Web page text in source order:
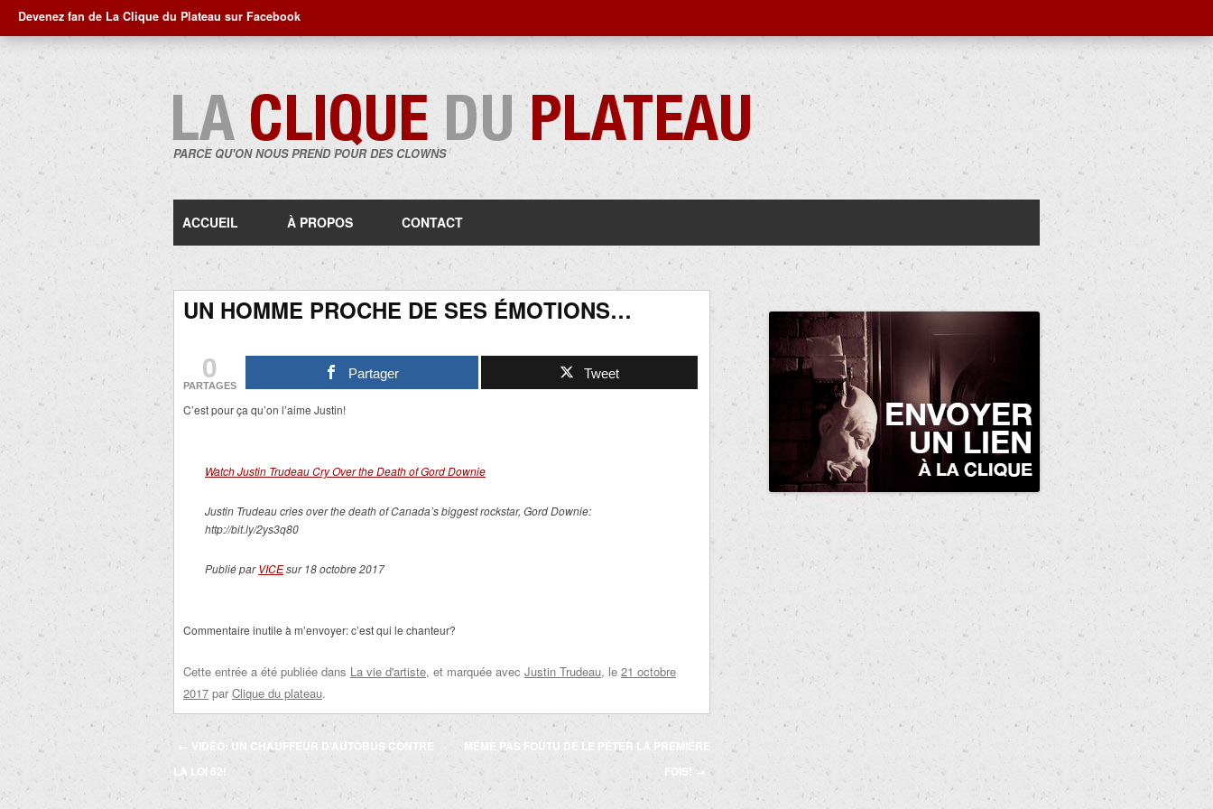
Devenez fan de La Clique du Plateau sur Facebook
PARCE QU'ON NOUS PREND POUR DES CLOWNS
au
ACCUEIL À PROPOS CONTACT
UN HOMME PROCHE DE SES ÉMOTIONS…
0
PARTAGES
Partager Tweet
C’est pour ça qu’on l’aime Justin!
Watch Justin Trudeau Cry Over the Death of Gord Downie
Justin Trudeau cries over the death of Canada’s biggest rockstar, Gord Downie:
http://bit.ly/2ys3q80
Publié parVICEsur 18 octobre 2017
Commentaire inutile à m’envoyer: c’est qui le chanteur?
Cette entrée a été publiée dans La vie d'artiste, et marquée avec Justin Trudeau, le 21 octobre
2017 par Clique du plateau.
Navigation
des
articles
← VIDÉO: UN CHAUFFEUR D’AUTOBUS CONTRE
LA LOI 62!
MÊME PAS FOUTU DE LE PÉTER LA PREMIÈRE
FOIS! →